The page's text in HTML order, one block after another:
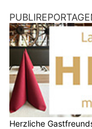
Herzliche